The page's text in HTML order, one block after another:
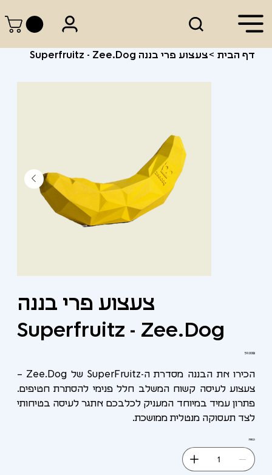
דף הבית >צעצוע פרי בננה Superfruitz - Zee.Dog
צעצוע פרי בננה
Superfruitz - Zee.Dog
מחיר‏59.00 ‏₪
הכירו את הבננה מסדרת ה-SuperFruitz של Zee.Dog –
צעצוע לעיסה קשוח המשלב חלל פנימי להסתרת חטיפים.
פתרון עמיד במיוחד המעניק לכלבכם אתגר לעיסה בטיחותי
לצד תעסוקה מנטלית ממושכת.
כמות